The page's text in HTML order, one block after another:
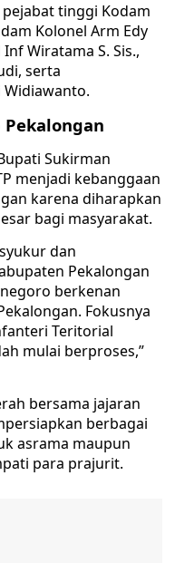
tinggi Kodam
Kolonel Arm Edy
Wiratama S. Sis.,
serta
Widiawanto.
Sukirman
menjadi kebanggaan
karena diharapkan
bagi masyarakat.
dan
Pekalongan
berkenan
Fokusnya
Teritorial
mulai berproses,”
bersama jajaran
berbagai
asrama maupun
para prajurit.